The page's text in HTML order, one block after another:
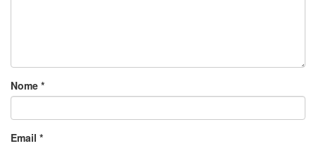
Nome *
Email *